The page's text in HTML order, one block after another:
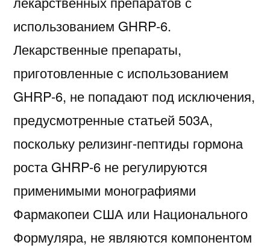
использованием GHRP-6.
Лекарственные препараты,
приготовленные с использованием
GHRP-6, не попадают под исключения,
предусмотренные статьей 503А,
поскольку релизинг-пептиды гормона
роста GHRP-6 не регулируются
применимыми монографиями
Фармакопеи США или Национального
Формуляра, не являются компонентом